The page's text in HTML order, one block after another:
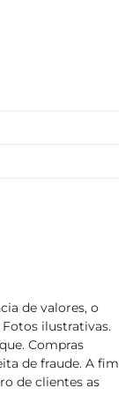
de valores, o
ilustrativas.
Compras
de fraude. A fim
de clientes as